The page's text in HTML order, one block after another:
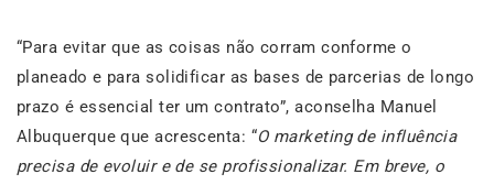
“Para evitar que as coisas não corram conforme o
planeado e para solidificar as bases de parcerias de longo
prazo é essencial ter um contrato”, aconselha Manuel
Albuquerque que acrescenta: “O marketing de influência
precisa de evoluir e de se profissionalizar. Em breve, o